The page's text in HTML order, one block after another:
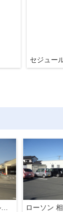
セジュー
（株）スーパーアルプス 多摩境店